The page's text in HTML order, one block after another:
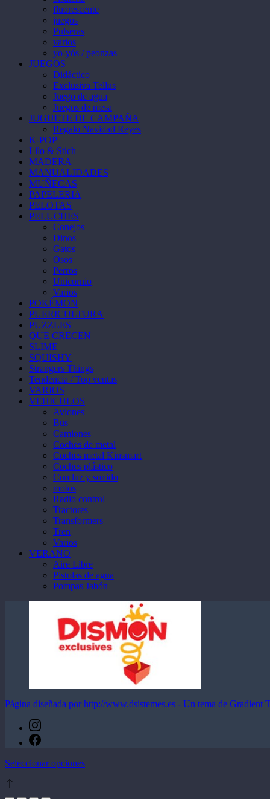
fluorescente
juegos
Pulseras
varios
yo-yós / peonzas
JUEGOS
Didáctico
Exclusiva Tellus
Juego de agua
Juegos de mesa
JUGUETE DE CAMPAÑA
Regalo Navidad Reyes
K-POP
Lilo & Stich
MADERA
MANUALIDADES
MUÑECAS
PAPELERIA
PELOTAS
PELUCHES
Conejos
Dinos
Gatos
Osos
Perros
Unicornio
Varios
POKÉMON
PUERICULTURA
PUZZLES
QUE CRECEN
SLIME
SQUISHY
Strangers Things
Tendencia / Top ventas
VARIOS
VEHICULOS
Aviones
Bus
Camiones
Coches de metal
Coches metal Kinsmart
Coches plástico
Con luz y sonido
motos
Radio control
Tractores
Transformers
Tren
Varios
VERANO
Aire Libre
Pistolas de agua
Pompas Jabón
Página diseñada por http://www.dsistemes.es - Un tema de Gradient
Seleccionar opcionesEste